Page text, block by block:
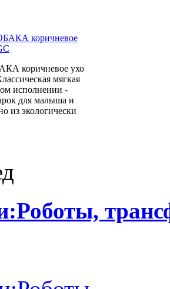
коричневое ухо
мягкая
исполнении -
для малыша и
из экологически